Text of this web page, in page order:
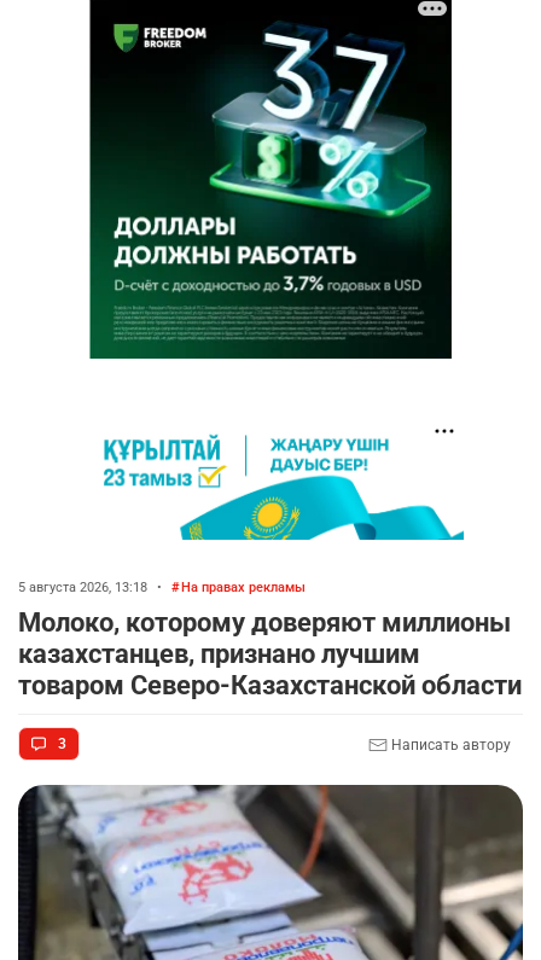
5 августа 2026, 13:18 • На правах рекламы
Молоко, которому доверяют миллионы
казахстанцев, признано лучшим
товаром Северо-Казахстанской области
3 Написать автору